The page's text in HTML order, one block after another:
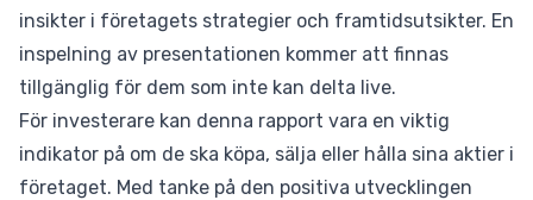
insikter i företagets strategier och framtidsutsikter. En
inspelning av presentationen kommer att finnas
tillgänglig för dem som inte kan delta live.
För investerare kan denna rapport vara en viktig
indikator på om de ska köpa, sälja eller hålla sina aktier i
företaget. Med tanke på den positiva utvecklingen